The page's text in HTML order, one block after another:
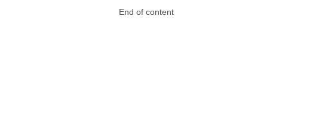
End of content